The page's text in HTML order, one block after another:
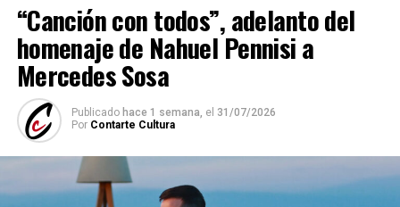
“Canción con todos”, adelanto del
homenaje de Nahuel Pennisi a
Mercedes Sosa
Publicado hace 1 semana, el 31/07/2026
Por Contarte Cultura